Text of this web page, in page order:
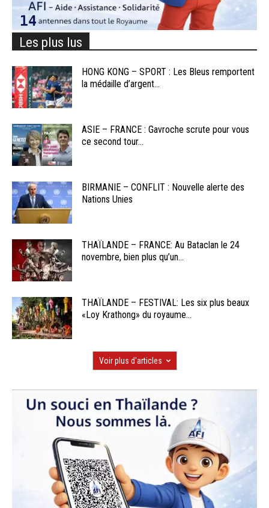
Les plus lus
HONG KONG – SPORT : Les Bleus remportent
la médaille d’argent...
ASIE – FRANCE : Gavroche scrute pour vous
ce second tour...
BIRMANIE – CONFLIT : Nouvelle alerte des
Nations Unies
THAÏLANDE – FRANCE: Au Bataclan le 24
novembre, bien plus qu’un...
THAÏLANDE – FESTIVAL: Les six plus beaux
«Loy Krathong» du royaume...
Voir plus d'articles